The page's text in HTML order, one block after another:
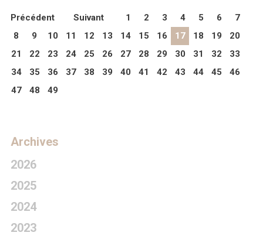
Précédent Suivant 1 2 3 4 5 6
7
8
9 10 11 12 13 14 15 16 17 18 19
20
21
22 23 24 25 26 27 28 29 30 31 32
33
34
35 36 37 38 39 40 41 42 43 44 45
46
47
48 49
Archives
2026
2025
2024
2023